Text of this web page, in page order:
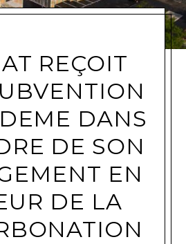
REÇOIT
DANS
DE SON
EN
DE LA